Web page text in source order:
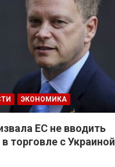
ЭКОНОМИКА
ЕС не вводить
торговле с Украиной